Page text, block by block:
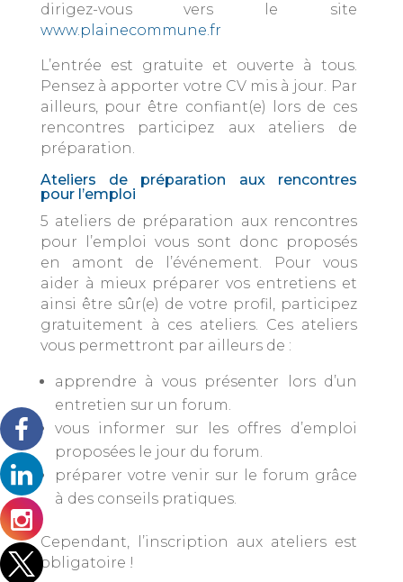
dirigez-vous vers le site
www.plainecommune.fr
L’entrée est gratuite et ouverte à tous.
Pensez à apporter votre CV mis à jour. Par
ailleurs, pour être confiant(e) lors de ces
rencontres participez aux ateliers de
préparation.
Ateliers de préparation aux rencontres
pour l’emploi
5 ateliers de préparation aux rencontres
pour l’emploi vous sont donc proposés
en amont de l’événement. Pour vous
aider à mieux préparer vos entretiens et
ainsi être sûr(e) de votre profil, participez
gratuitement à ces ateliers. Ces ateliers
vous permettront par ailleurs de :
apprendre à vous présenter lors d’un
entretien sur un forum.
vous informer sur les offres d’emploi
proposées le jour du forum.
préparer votre venir sur le forum grâce
à des conseils pratiques.
Cependant, l’inscription aux ateliers est
obligatoire !